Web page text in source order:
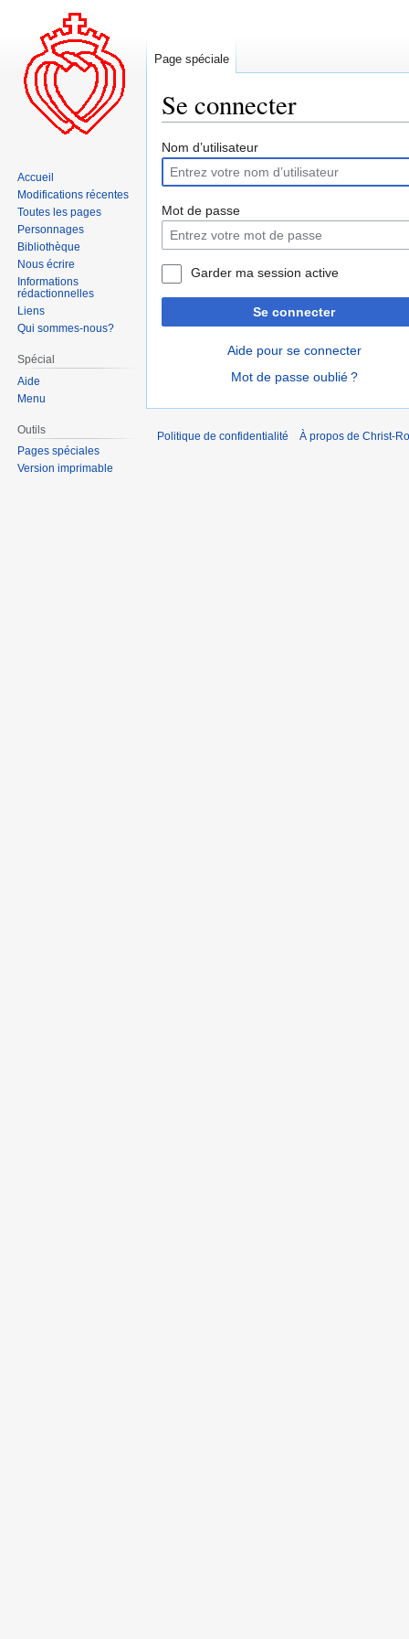
Se connecter
Aller
la
navigation
Aller
la
recherche
Nom d’utilisateur
Mot de passe
Garder ma session active
Se connecter
Aide pour se connecter
Mot de passe oublié ?
Page spéciale
Accueil
Modifications récentes
Toutes les pages
Personnages
Bibliothèque
Nous écrire
Informations
rédactionnelles
Liens
Qui sommes-nous?
Spécial
Aide
Menu
Outils
Pages spéciales
Version imprimable
Politique de confidentialité À propos de Christ-